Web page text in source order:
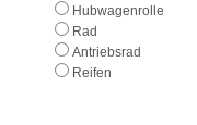
Hubwagenrolle
Rad
Antriebsrad
Reifen